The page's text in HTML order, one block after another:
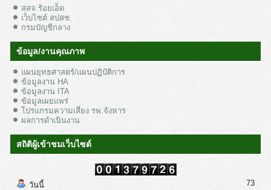
สสจ.ร้อยเอ็ด
เว็บไซต์ สปสช.
กรมบัญชีกลาง
ข้อมูล/งานคุณภาพ
แผนยุทธศาสตร์/แผนปฏิบัติการ
ข้อมูลงาน HA
ข้อมูลงาน ITA
ข้อมูลเผยแพร่
โปรแกรมความเสี่ยง รพ.จังหาร
ผลการดำเนินงาน
สถิติผู้เข้าชมเว็บไซต์
วันนี้
73